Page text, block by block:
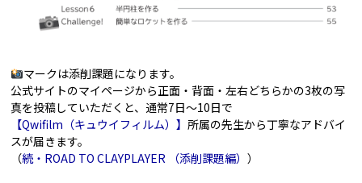
マークは添削課題になります。
公式サイトのマイページから正面・背面・左右どちらかの3枚の写
真を投稿していただくと、通常7日～10日で
【Qwifilm（キュウイフィルム）】所属の先生から丁寧なアドバイ
スが届きます。
（続・ROAD TO CLAYPLAYER （添削課題編））